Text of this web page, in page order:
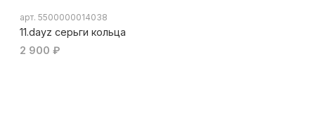
арт. 5500000014038
11.dayz серьги кольца
2 900 ₽